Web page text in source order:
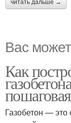
читать дальше →
Вас
Как
Газобетон —